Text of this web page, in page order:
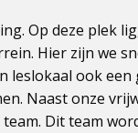
Op deze plek
Hier zijn we
leslokaal ook een
Naast onze
Dit team